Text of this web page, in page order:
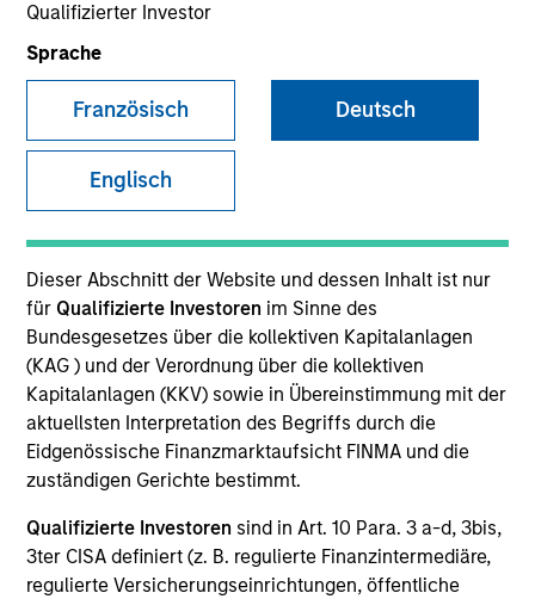
Qualifizierter Investor
Sprache
Französisch Deutsch
Englisch
Dieser Abschnitt der Website und dessen Inhalt ist nur
für Qualifizierte Investoren im Sinne des
Bundesgesetzes über die kollektiven Kapitalanlagen
(KAG ) und der Verordnung über die kollektiven
Kapitalanlagen (KKV) sowie in Übereinstimmung mit der
aktuellsten Interpretation des Begriffs durch die
Eidgenössische Finanzmarktaufsicht FINMA und die
zuständigen Gerichte bestimmt.
Qualifizierte Investoren sind in Art. 10 Para. 3 a-d, 3bis,
3ter CISA definiert (z. B. regulierte Finanzintermediäre,
regulierte Versicherungseinrichtungen, öffentliche
Global Liquidity
We offer investments across the world’s liquidity markets
to meet a range of investors’ needs for income, liquidity
and capital preservation.
MARKETING COMMUNICATION
Explore More
Überblick
Produkte
CashInvest by Morgan Stanley